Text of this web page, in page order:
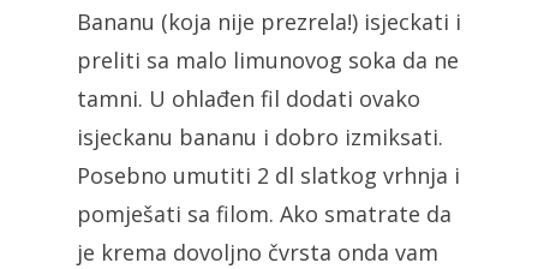
Bananu (koja nije prezrela!) isjeckati i
preliti sa malo limunovog soka da ne
tamni. U ohlađen fil dodati ovako
isjeckanu bananu i dobro izmiksati.
Posebno umutiti 2 dl slatkog vrhnja i
pomješati sa filom. Ako smatrate da
je krema dovoljno čvrsta onda vam